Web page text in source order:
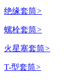
绝缘套筒>
螺栓套筒>
火星塞套筒>
T-型套筒>